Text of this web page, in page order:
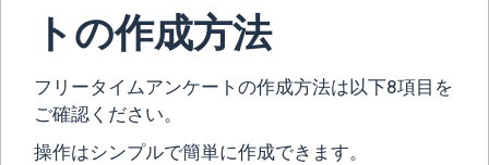
トの作成方法
フリータイムアンケートの作成方法は以下8項目を
ご確認ください。
操作はシンプルで簡単に作成できます。